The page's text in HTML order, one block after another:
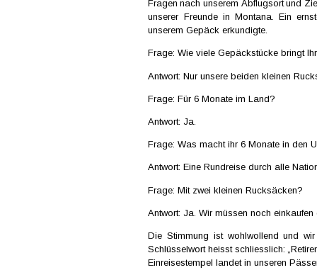
Fragen nach unserem Abflugsort und
unserer Freunde in Montana. Ein
unserem Gepäck erkundigte.
Frage: Wie viele Gepäckstücke bringt
Antwort: Nur unsere beiden kleinen
Frage: Für 6 Monate im Land?
Antwort: Ja.
Frage: Was macht ihr 6 Monate in den
Antwort: Eine Rundreise durch alle
Frage: Mit zwei kleinen Rucksäcken?
Antwort: Ja. Wir müssen noch
Die Stimmung ist wohlwollend und
Schlüsselwort heisst schliesslich:
Einreisestempel landet in unseren